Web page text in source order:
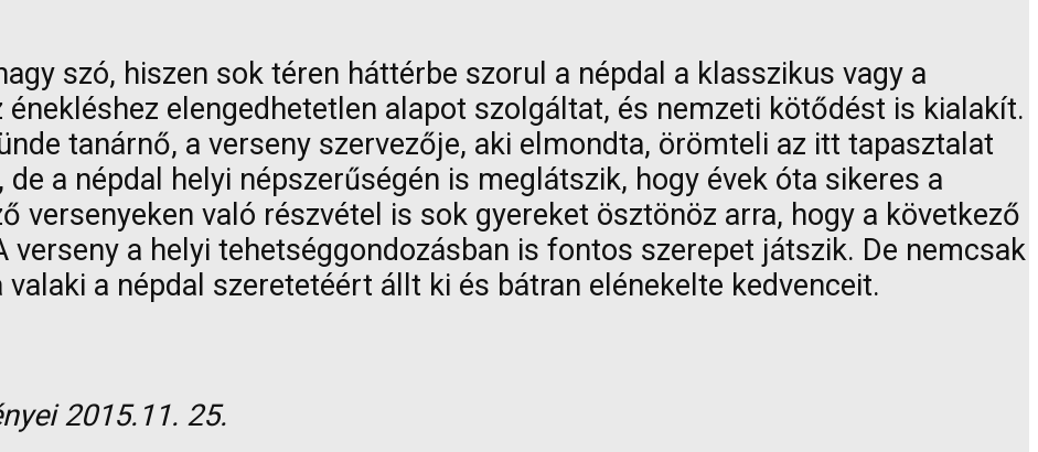
szó, hiszen sok téren háttérbe szorul a népdal a klasszikus vagy a
elengedhetetlen alapot szolgáltat, és nemzeti kötődést is kialakít.
tanárnő, a verseny szervezője, aki elmondta, örömteli az itt tapasztalat
a népdal helyi népszerűségén is meglátszik, hogy évek óta sikeres a
versenyeken való részvétel is sok gyereket ösztönöz arra, hogy a következő
a helyi tehetséggondozásban is fontos szerepet játszik. De nemcsak
a népdal szeretetéért állt ki és bátran elénekelte kedvenceit.
2015.11. 25.